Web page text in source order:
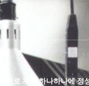
으로 제품 하나하나에 정